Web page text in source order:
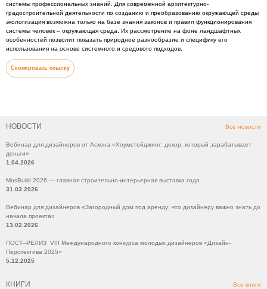
НОВОСТИ Все новости
Вебинар для дизайнеров от Аскона «Хоумстейджинг: декор, который зарабатывает
деньги»
1.04.2026
MosBuild 2026 — главная строительно-интерьерная выставка года
31.03.2026
Вебинар для дизайнеров «Загородный дом под аренду: что дизайнеру важно знать до
начала проекта»
13.02.2026
ПОСТ–РЕЛИЗ VIII Международного конкурса молодых дизайнеров «Дизайн-
Перспектива 2025»
5.12.2025
КНИГИ Все книги
системы профессиональных знаний. Для современной архитектурно-
градостроительной деятельности по созданию и преобразованию окружающей среды
экологизация возможна только на базе знания законов и правил функционирования
системы человек – окружающая среда. Их рассмотрение на фоне ландшафтных
особенностей позволит показать природное разнообразие и специфику его
использования на основе системного и средового подходов.
Скопировать ссылку